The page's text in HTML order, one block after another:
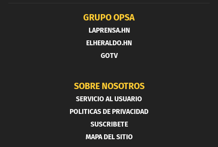
GRUPO OPSA
LAPRENSA.HN
ELHERALDO.HN
GOTV
SOBRE NOSOTROS
SERVICIO AL USUARIO
POLITICAS DE PRIVACIDAD
SUSCRIBETE
MAPA DEL SITIO